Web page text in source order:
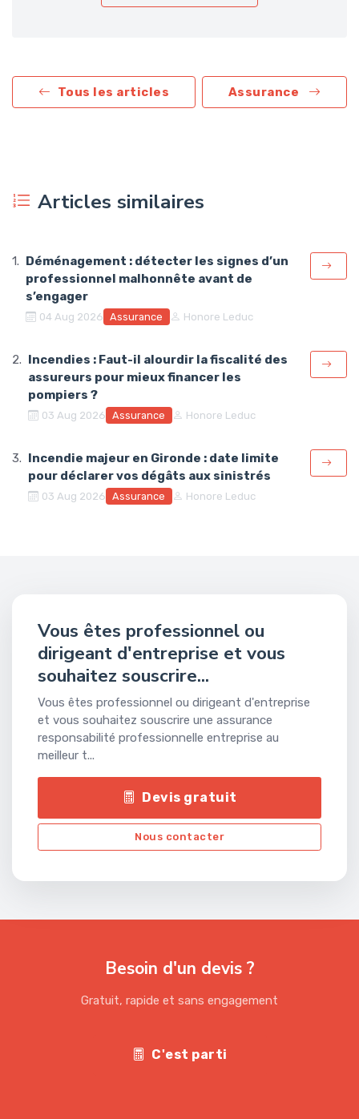
Tous les articles Assurance
Articles similaires
Déménagement : détecter les signes d’un
professionnel malhonnête avant de
s’engager
04 Aug 2026 Assurance Honore Leduc
Incendies : Faut-il alourdir la fiscalité des
assureurs pour mieux financer les
pompiers ?
03 Aug 2026 Assurance Honore Leduc
Incendie majeur en Gironde : date limite
pour déclarer vos dégâts aux sinistrés
03 Aug 2026 Assurance Honore Leduc
Vous êtes professionnel ou
dirigeant d'entreprise et vous
souhaitez souscrire...
Vous êtes professionnel ou dirigeant d'entreprise
et vous souhaitez souscrire une assurance
responsabilité professionnelle entreprise au
meilleur t...
Devis gratuit
Nous contacter
Besoin d'un devis ?
Gratuit, rapide et sans engagement
C'est parti